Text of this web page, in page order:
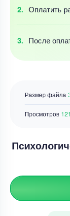
Оплатить
После
Размер файла
Просмотров 121